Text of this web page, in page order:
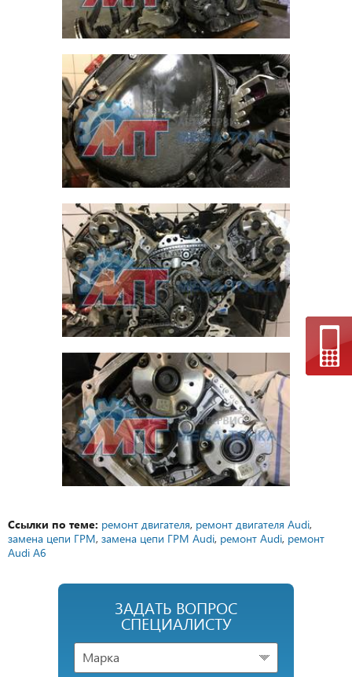
Ссылки по теме: ремонт двигателя, ремонт двигателя Audi,
замена цепи ГРМ, замена цепи ГРМ Audi, ремонт Audi, ремонт
Audi A6
ЗАДАТЬ ВОПРОС
СПЕЦИАЛИСТУ
Марка